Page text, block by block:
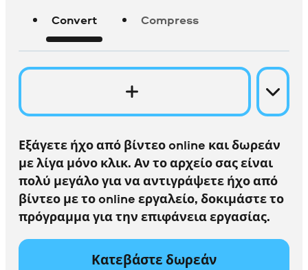
Convert Compress
Εξάγετε ήχο από βίντεο online και δωρεάν
με λίγα μόνο κλικ. Αν το αρχείο σας είναι
πολύ μεγάλο για να αντιγράψετε ήχο από
βίντεο με το online εργαλείο, δοκιμάστε το
πρόγραμμα για την επιφάνεια εργασίας.
Κατεβάστε δωρεάν